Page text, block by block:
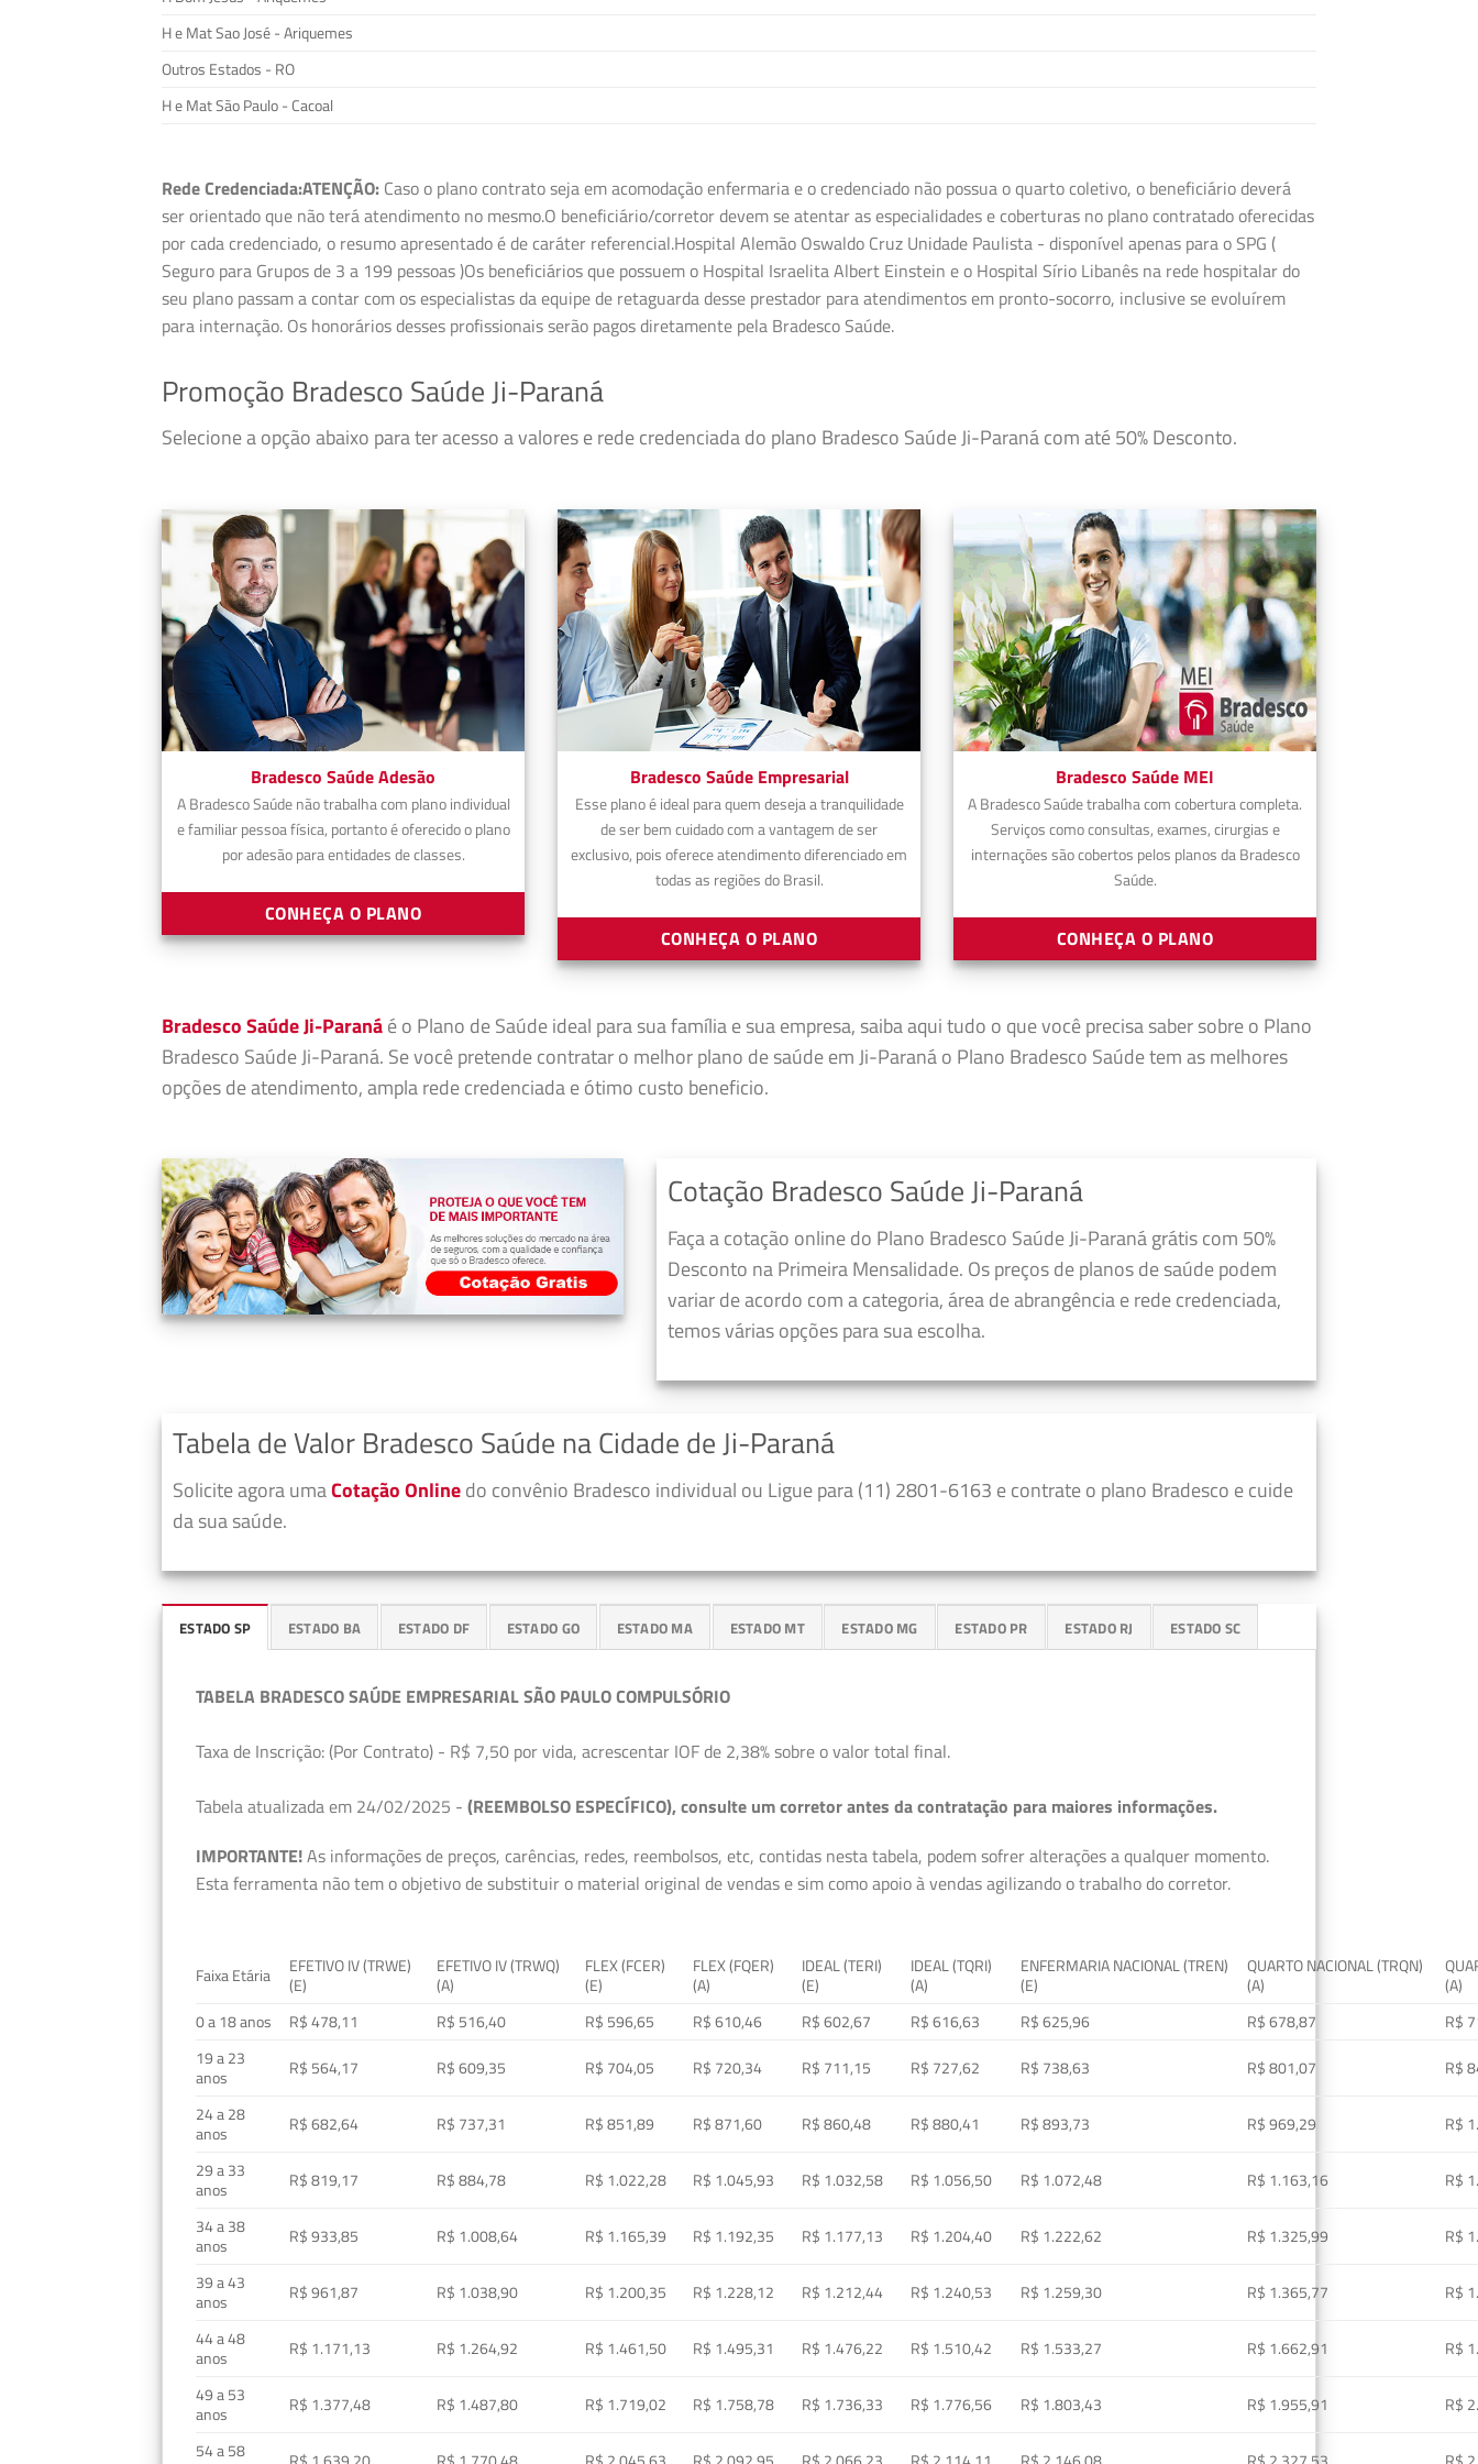
H e Mat Sao José - Ariquemes
Outros Estados - RO
H e Mat São Paulo - Cacoal
Rede Credenciada:ATENÇÃO: Caso o plano contrato seja em acomodação enfermaria e o credenciado não possua o quarto coletivo, o beneficiário deverá
ser orientado que não terá atendimento no mesmo.O beneficiário/corretor devem se atentar as especialidades e coberturas no plano contratado oferecidas
por cada credenciado, o resumo apresentado é de caráter referencial.Hospital Alemão Oswaldo Cruz Unidade Paulista - disponível apenas para o SPG (
Seguro para Grupos de 3 a 199 pessoas )Os beneficiários que possuem o Hospital Israelita Albert Einstein e o Hospital Sírio Libanês na rede hospitalar do
seu plano passam a contar com os especialistas da equipe de retaguarda desse prestador para atendimentos em pronto-socorro, inclusive se evoluírem
para internação. Os honorários desses profissionais serão pagos diretamente pela Bradesco Saúde.
Promoção Bradesco Saúde Ji-Paraná
Selecione a opção abaixo para ter acesso a valores e rede credenciada do plano Bradesco Saúde Ji-Paraná com até 50% Desconto.
Bradesco Saúde Adesão
A Bradesco Saúde não trabalha com plano individual
e familiar pessoa física, portanto é oferecido o plano
por adesão para entidades de classes.
CONHEÇA O PLANO
Bradesco Saúde Empresarial
Esse plano é ideal para quem deseja a tranquilidade
de ser bem cuidado com a vantagem de ser
exclusivo, pois oferece atendimento diferenciado em
todas as regiões do Brasil.
CONHEÇA O PLANO
Bradesco Saúde MEI
A Bradesco Saúde trabalha com cobertura completa.
Serviços como consultas, exames, cirurgias e
internações são cobertos pelos planos da Bradesco
Saúde.
CONHEÇA O PLANO
Bradesco Saúde Ji-Paranáé o Plano de Saúde ideal para sua família e sua empresa, saiba aqui tudo o que você precisa saber sobre o Plano
Bradesco Saúde Ji-Paraná. Se você pretende contratar o melhor plano de saúde em Ji-Paraná o Plano Bradesco Saúde tem as melhores
opções de atendimento, ampla rede credenciada e ótimo custo beneficio.
Cotação Bradesco Saúde Ji-Paraná
Faça a cotação online do Plano Bradesco Saúde Ji-Paraná grátis com 50%
Desconto na Primeira Mensalidade. Os preços de planos de saúde podem
variar de acordo com a categoria, área de abrangência e rede credenciada,
temos várias opções para sua escolha.
Tabela de Valor Bradesco Saúde na Cidade de Ji-Paraná
Solicite agora umaCotação Onlinedo convênio Bradesco individual ou Ligue para (11) 2801-6163 e contrate o plano Bradesco e cuide
da sua saúde.
ESTADO SP ESTADO BA ESTADO DF ESTADO GO ESTADO MA ESTADO MT ESTADO MG ESTADO PR ESTADO RJ ESTADO SC
TABELA BRADESCO SAÚDE EMPRESARIAL SÃO PAULO COMPULSÓRIO
Taxa de Inscrição: (Por Contrato) - R$ 7,50 por vida, acrescentar IOF de 2,38% sobre o valor total final.
Tabela atualizada em 24/02/2025 - (REEMBOLSO ESPECÍFICO), consulte um corretor antes da contratação para maiores informações.
IMPORTANTE!As informações de preços, carências, redes, reembolsos, etc, contidas nesta tabela, podem sofrer alterações a qualquer momento.
Esta ferramenta não tem o objetivo de substituir o material original de vendas e sim como apoio à vendas agilizando o trabalho do corretor.
Faixa Etária
EFETIVO IV (TRWE)
(E)
EFETIVO IV (TRWQ)
(A)
FLEX (FCER)
(E)
FLEX (FQER)
(A)
IDEAL (TERI)
(E)
IDEAL (TQRI)
(A)
ENFERMARIA NACIONAL (TREN)
(E)
QUARTO NACIONAL (TRQN)
(A)
(A)
0 a 18 anos
R$ 478,11 R$ 516,40 R$ 596,65 R$ 610,46 R$ 602,67 R$ 616,63 R$ 625,96 R$ 678,87
R$
19 a 23
anos
R$ 564,17 R$ 609,35 R$ 704,05 R$ 720,34 R$ 711,15 R$ 727,62 R$ 738,63 R$ 801,07
R$
24 a 28
anos
R$ 682,64 R$ 737,31 R$ 851,89 R$ 871,60 R$ 860,48 R$ 880,41 R$ 893,73 R$ 969,29
R$
29 a 33
anos
R$ 819,17 R$ 884,78 R$ 1.022,28 R$ 1.045,93 R$ 1.032,58 R$ 1.056,50 R$ 1.072,48 R$ 1.163,16
R$
34 a 38
anos
R$ 933,85 R$ 1.008,64 R$ 1.165,39 R$ 1.192,35 R$ 1.177,13 R$ 1.204,40 R$ 1.222,62 R$ 1.325,99
R$
39 a 43
anos
R$ 961,87 R$ 1.038,90 R$ 1.200,35 R$ 1.228,12 R$ 1.212,44 R$ 1.240,53 R$ 1.259,30 R$ 1.365,77
R$
44 a 48
anos
R$ 1.171,13 R$ 1.264,92 R$ 1.461,50 R$ 1.495,31 R$ 1.476,22 R$ 1.510,42 R$ 1.533,27 R$ 1.662,91
R$
49 a 53
anos
R$ 1.377,48 R$ 1.487,80 R$ 1.719,02 R$ 1.758,78 R$ 1.736,33 R$ 1.776,56 R$ 1.803,43 R$ 1.955,91
R$
54 a 58